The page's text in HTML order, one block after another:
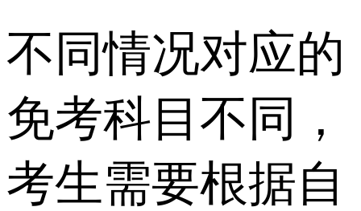
不同情况对应的
免考科目不同，
考生需要根据自